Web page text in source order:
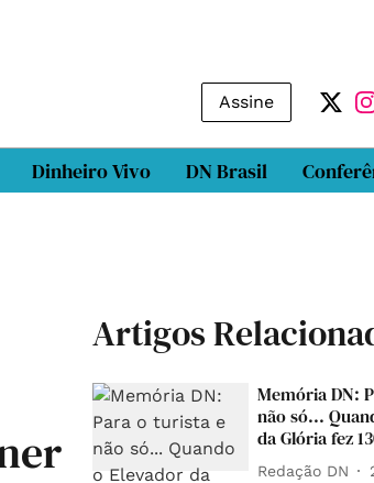
Assine
Dinheiro Vivo DN Brasil
Artigos
Memória DN:
não só...
da Glória fez
Redação DN